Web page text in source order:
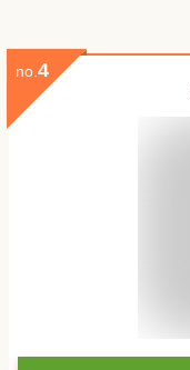
no. 4